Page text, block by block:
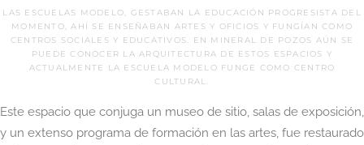
LAS ESCUELAS MODELO, GESTABAN LA EDUCACIÓN PROGRESISTA DEL
MOMENTO, AHÍ SE ENSEÑABAN ARTES Y OFICIOS Y FUNGÍAN COMO
CENTROS SOCIALES Y EDUCATIVOS. EN MINERAL DE POZOS AÚN SE
PUEDE CONOCER LA ARQUITECTURA DE ESTOS ESPACIOS Y
ACTUALMENTE LA ESCUELA MODELO FUNGE COMO CENTRO
CULTURAL.
Este espacio que conjuga un museo de sitio, salas de exposición,
y un extenso programa de formación en las artes, fue restaurado